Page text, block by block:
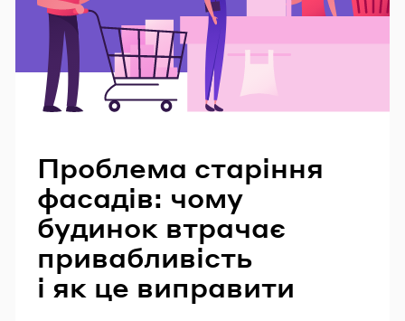
Проблема старіння
фасадів: чому
будинок втрачає
привабливість
і як це виправити